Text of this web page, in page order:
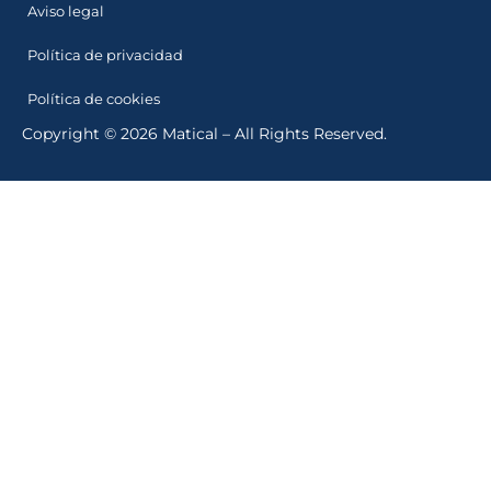
Aviso legal
Política de privacidad
Política de cookies
Copyright © 2026 Matical – All Rights Reserved.